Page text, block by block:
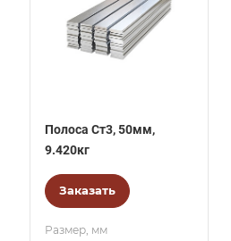
Полоса Ст3, 50мм,
9.420кг
Заказать
Размер, мм